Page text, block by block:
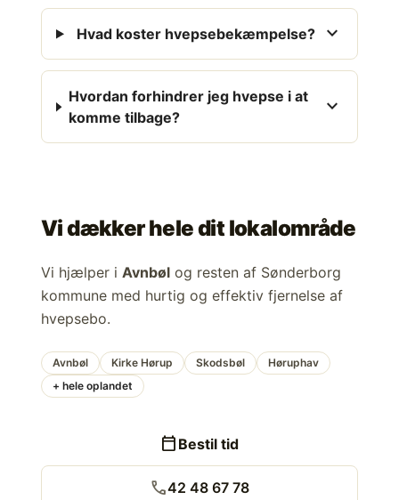
Hvad koster hvepsebekæmpelse? expand_more
Hvordan forhindrer jeg hvepse i at
komme tilbage?
expand_more
Vi dækker hele dit lokalområde
Vi hjælper i Avnbøl og resten af Sønderborg
kommune med hurtig og effektiv fjernelse af
hvepsebo.
Avnbøl Kirke Hørup Skodsbøl
Høruphav
+ hele oplandet
calendar_today Bestil tid
call42 48 67 78